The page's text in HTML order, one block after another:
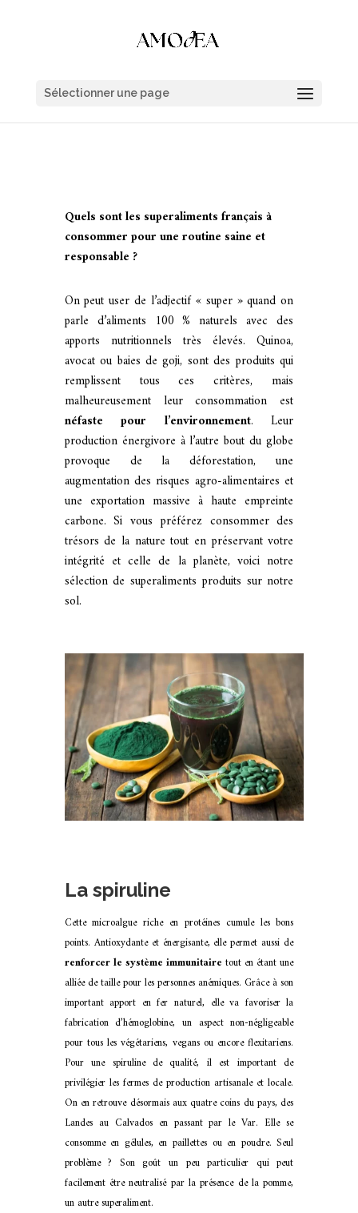
Sélectionner une page
Quels sont les superaliments français à
consommer pour une routine saine et
responsable ?
On peut user de l’adjectif « super » quand on
parle d’aliments 100 % naturels avec des
apports nutritionnels très élevés. Quinoa,
avocat ou baies de goji, sont des produits qui
remplissent tous ces critères, mais
malheureusement leur consommation est
néfaste pour l’environnement. Leur
production énergivore à l’autre bout du globe
provoque de la déforestation, une
augmentation des risques agro-alimentaires et
une exportation massive à haute empreinte
carbone. Si vous préférez consommer des
trésors de la nature tout en préservant votre
intégrité et celle de la planète, voici notre
sélection de superaliments produits sur notre
sol.
La spiruline
Cette microalgue riche en protéines cumule les bons
points. Antioxydante et énergisante, elle permet aussi de
renforcer le système immunitaire tout en étant une
alliée de taille pour les personnes anémiques. Grâce à son
important apport en fer naturel, elle va favoriser la
fabrication d’hémoglobine, un aspect non-négligeable
pour tous les végétariens, vegans ou encore flexitariens.
Pour une spiruline de qualité, il est important de
privilégier les fermes de production artisanale et locale.
On en retrouvedésormais aux quatre coins du pays, des
Landes au Calvados en passant par le Var. Elle se
consomme en gélules, en paillettes ou en poudre. Seul
problème ? Son goût un peu particulier qui peut
facilement être neutralisé par la présence de la pomme,
un autre superaliment.